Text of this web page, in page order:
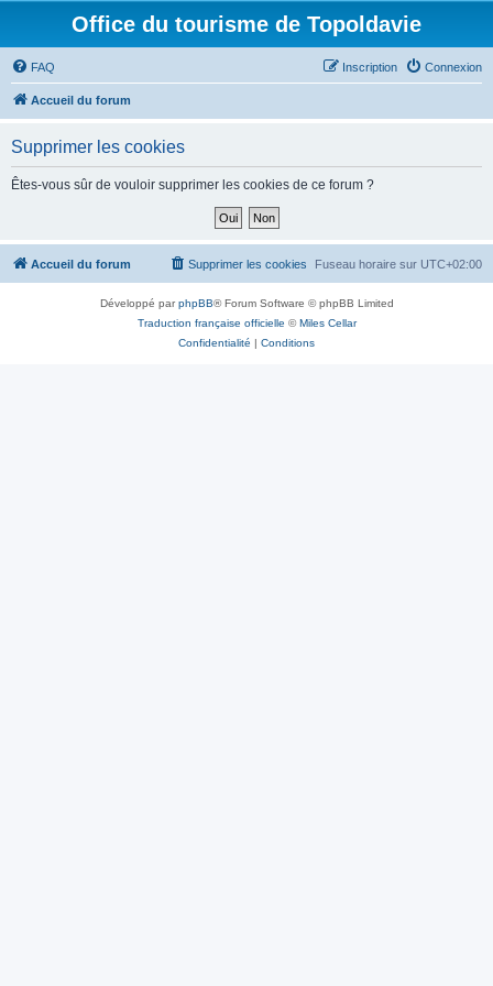
Office du tourisme de Topoldavie
FAQ Connexion
Inscription
Accueil du forum
Supprimer les cookies
Êtes-vous sûr de vouloir supprimer les cookies de ce forum ?
Accueil du forum Fuseau horaire sur UTC+02:00
Supprimer les cookies
Développé parphpBB® Forum Software © phpBB Limited
Traduction française officielle ©Miles Cellar
Confidentialité | Conditions